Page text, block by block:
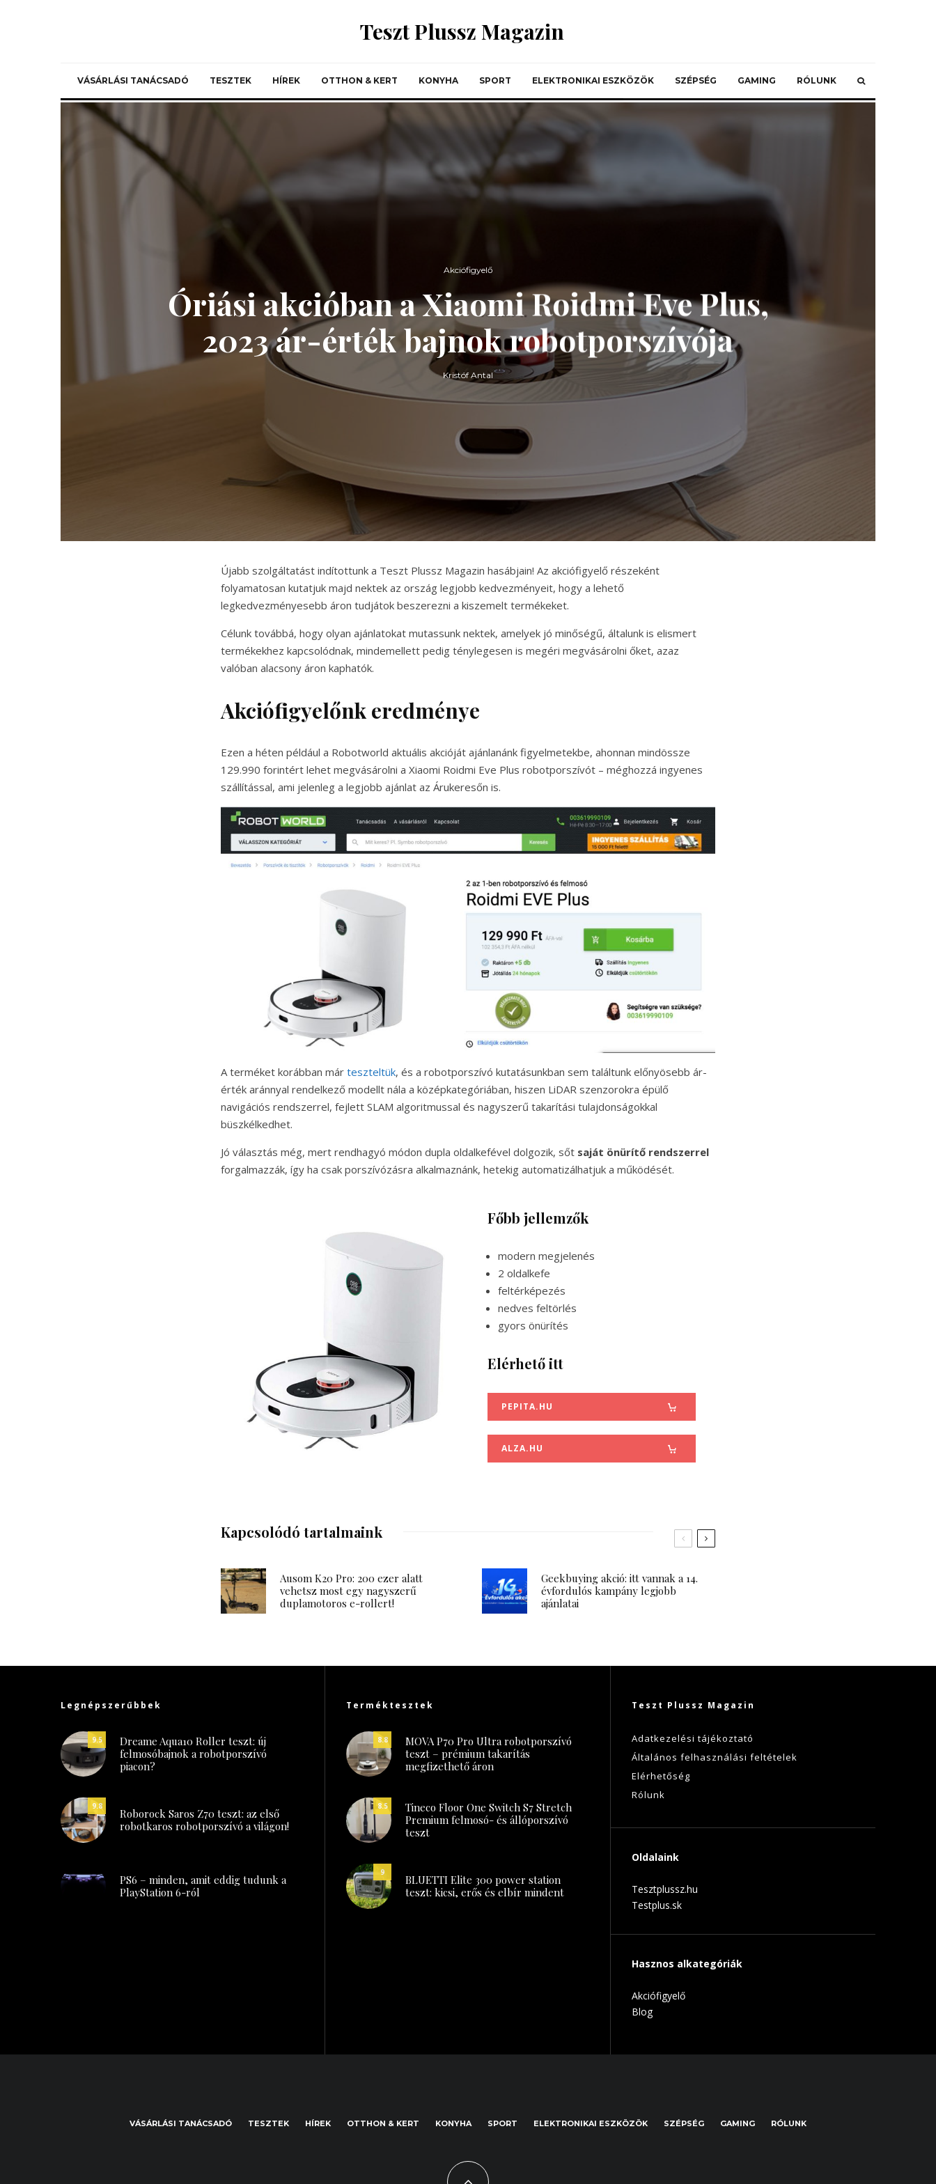
Teszt Plussz Magazin
VÁSÁRLÁSI TANÁCSADÓ TESZTEK HÍREK OTTHON & KERT KONYHA SPORT ELEKTRONIKAI ESZKÖZÖK SZÉPSÉG GAMING RÓLUNK
Akciófigyelő
Óriási akcióban a Xiaomi Roidmi Eve Plus,
2023 ár-érték bajnok robotporszívója
Kristóf Antal
Újabb szolgáltatást indítottunk a Teszt Plussz Magazin hasábjain! Az akciófigyelő részeként
folyamatosan kutatjuk majd nektek az ország legjobb kedvezményeit, hogy a lehető
legkedvezményesebb áron tudjátok beszerezni a kiszemelt termékeket.
Célunk továbbá, hogy olyan ajánlatokat mutassunk nektek, amelyek jó minőségű, általunk is elismert
termékekhez kapcsolódnak, mindemellett pedig ténylegesen is megéri megvásárolni őket, azaz
valóban alacsony áron kaphatók.
Akciófigyelőnk eredménye
Ezen a héten például a Robotworld aktuális akcióját ajánlanánk figyelmetekbe, ahonnan mindössze
129.990 forintért lehet megvásárolni a Xiaomi Roidmi Eve Plus robotporszívót – méghozzá ingyenes
szállítással, ami jelenleg a legjobb ajánlat az Árukeresőn is.
A terméket korábban már teszteltük, és a robotporszívó kutatásunkban sem találtunk előnyösebb ár-
érték aránnyal rendelkező modellt nála a középkategóriában, hiszen LiDAR szenzorokra épülő
navigációs rendszerrel, fejlett SLAM algoritmussal és nagyszerű takarítási tulajdonságokkal
büszkélkedhet.
Jó választás még, mert rendhagyó módon dupla oldalkefével dolgozik, sőt saját önürítő rendszerrel
forgalmazzák, így ha csak porszívózásra alkalmaznánk, hetekig automatizálhatjuk a működését.
Főbb jellemzők
modern megjelenés
2 oldalkefe
feltérképezés
nedves feltörlés
gyors önürítés
Elérhető itt
PEPITA.HU
ALZA.HU
Kapcsolódó tartalmaink
Ausom K20 Pro: 200 ezer alatt
vehetsz most egy nagyszerű
duplamotoros e-rollert!
Geekbuying akció: itt vannak a 14.
évfordulós kampány legjobb
ajánlatai
Legnépszerűbbek
9.5
Dreame Aqua10 Roller teszt: új
felmosóbajnok a robotporszívó
piacon?
9.8
Roborock Saros Z70 teszt: az első
robotkaros robotporszívó a világon!
PS6 – minden, amit eddig tudunk a
PlayStation 6-ról
Terméktesztek
8.8
MOVA P70 Pro Ultra robotporszívó
teszt – prémium takarítás
megfizethető áron
8.5
Tineco Floor One Switch S7 Stretch
Premium felmosó- és állóporszívó
teszt
9
BLUETTI Elite 300 power station
teszt: kicsi, erős és elbír mindent
Teszt Plussz Magazin
Adatkezelési tájékoztató
Általános felhasználási feltételek
Elérhetőség
Rólunk
Oldalaink
Tesztplussz.hu
Testplus.sk
Hasznos alkategóriák
Akciófigyelő
Blog
VÁSÁRLÁSI TANÁCSADÓ TESZTEK HÍREK OTTHON & KERT KONYHA SPORT ELEKTRONIKAI ESZKÖZÖK SZÉPSÉG GAMING RÓLUNK